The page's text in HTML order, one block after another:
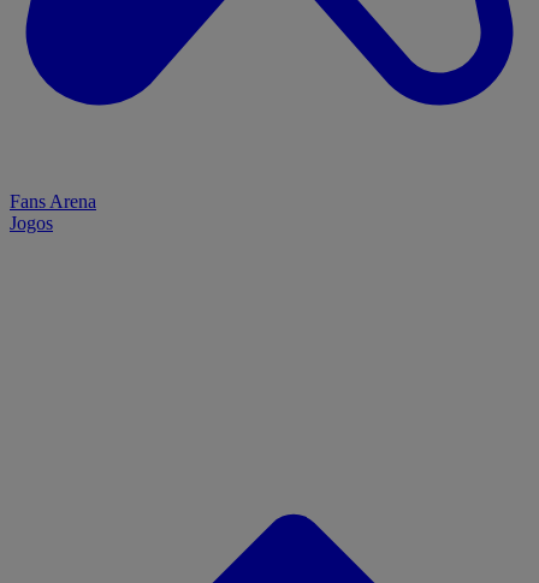
Fans Arena
Jogos